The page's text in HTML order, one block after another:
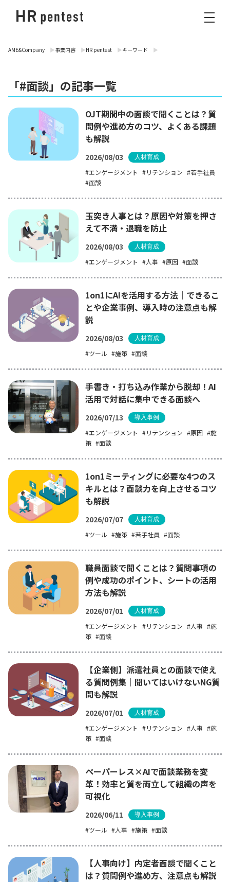
AME&Company 事業内容 HR pentest キーワード
「#面談」の記事一覧
OJT期間中の面談で聞くことは？質
問例や進め方のコツ、よくある課題
も解説
2026/08/03 人材育成
エンゲージメント リテンション
若手社員
面談
玉突き人事とは？原因や対策を押さ
えて不満・退職を防止
2026/08/03 人材育成
エンゲージメント 人事 原因 面談
1on1にAIを活用する方法｜できるこ
とや企業事例、導入時の注意点も解
説
2026/08/03 人材育成
ツール 施策 面談
手書き・打ち込み作業から脱却！AI
活用で対話に集中できる面談へ
2026/07/13 導入事例
エンゲージメント リテンション 原因
施
策
面談
1on1ミーティングに必要な4つのス
キルとは？面談力を向上させるコツ
も解説
2026/07/07 人材育成
ツール 施策 若手社員 面談
職員面談で聞くことは？質問事項の
例や成功のポイント、シートの活用
方法も解説
2026/07/01 人材育成
エンゲージメント リテンション 人事
施
策
面談
【企業側】派遣社員との面談で使え
る質問例集｜聞いてはいけないNG質
問も解説
2026/07/01 人材育成
エンゲージメント リテンション 人事
施
策
面談
ペーパーレス×AIで面談業務を変
革！効率と質を両立して組織の声を
可視化
2026/06/11 導入事例
ツール 人事 施策 面談
【人事向け】内定者面談で聞くこと
は？質問例や進め方、注意点も解説